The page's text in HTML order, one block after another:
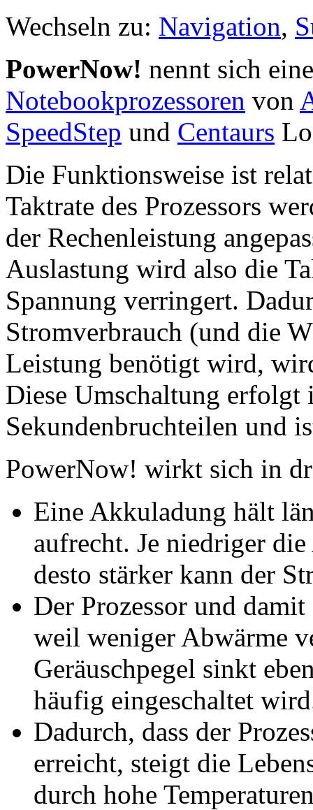
Wechseln zu: Navigation,
PowerNow! nennt sich
Notebookprozessoren von
SpeedStep und Centaurs
Die Funktionsweise ist
Taktrate des Prozessors
der Rechenleistung
Auslastung wird also die
Spannung verringert.
Stromverbrauch (und die
Leistung benötigt wird,
Diese Umschaltung erfolgt
Sekundenbruchteilen und
PowerNow! wirkt sich in
Eine Akkuladung hält
aufrecht. Je niedriger
desto stärker kann der
Der Prozessor und
weil weniger Abwärme
Geräuschpegel sinkt
häufig eingeschaltet
Dadurch, dass der
erreicht, steigt die
durch hohe